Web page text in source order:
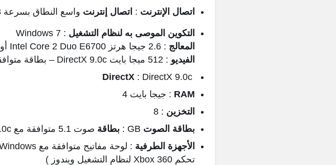
اتصال الإنترنت : اتصال إنترنت واسع النطاق بسرعة 128 كيلو بت في الثانية أو أسرع
التكوين الموصى به لنظام التشغيل : Windows 7
المعالج : 2.6 جيجا هرتز Intel Core 2 Duo E6700 أو AMD Athlon 64 X2 6000+ أو أفضل
الفيديو : 512 ميجا بايت DirectX 9.0c – بطاقة متوافقة مع Shader Model 3.0 أو أفضل
DirectX : DirectX 9.0c
RAM : جيجا بايت 4
التخزين : 8
بطاقة الصوت
بطاقة صوت 5.1 متوافقة مع DirectX 9.0c
الأجهزة الطرفية
تحكم Xbox 360 لنظام التشغيل ويندوز )